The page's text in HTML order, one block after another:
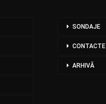
SONDAJE
CONTACTE
ARHIVĂ